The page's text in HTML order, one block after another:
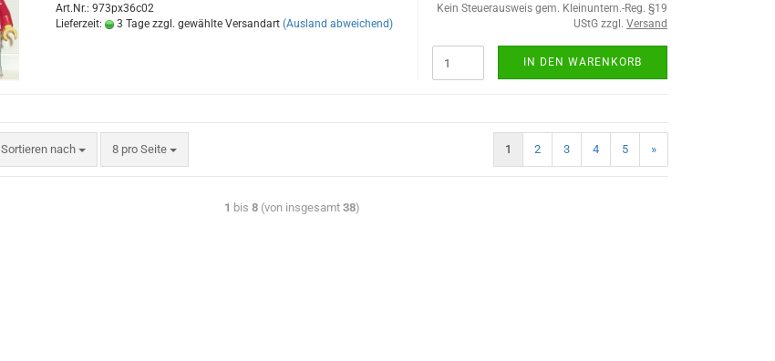
Art.Nr.: 973px36c02
Lieferzeit:
3 Tage zzgl. gewählte Versandart (Ausland abweichend)
Kein Steuerausweis gem. Kleinuntern.-Reg. §19
UStG zzgl. Versand
IN DEN WARENKORB
Sortieren nach 8 pro Seite 1 2 3 4 5 »
1 bis 8 (von insgesamt 38)